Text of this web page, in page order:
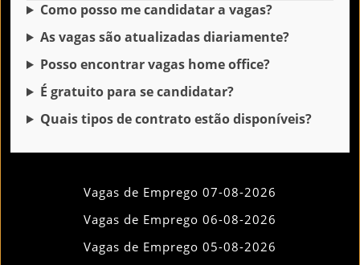
Como posso me candidatar a vagas?
As vagas são atualizadas diariamente?
Posso encontrar vagas home office?
É gratuito para se candidatar?
Quais tipos de contrato estão disponíveis?
Vagas de Emprego 07-08-2026
Vagas de Emprego 06-08-2026
Vagas de Emprego 05-08-2026